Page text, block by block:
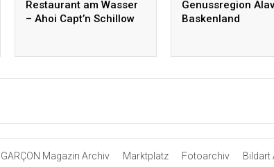
Restaurant am Wasser
– Ahoi Capt’n Schillow
Genussregion
Baskenland
GARÇON Magazin Archiv Marktplatz Fotoarchiv Bildart